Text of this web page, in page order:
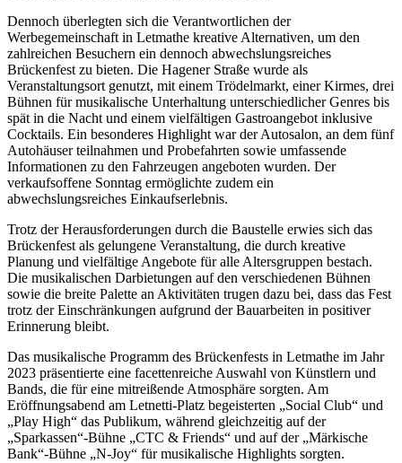
Dennoch überlegten sich die Verantwortlichen der
Werbegemeinschaft in Letmathe kreative Alternativen, um den
zahlreichen Besuchern ein dennoch abwechslungsreiches
Brückenfest zu bieten. Die Hagener Straße wurde als
Veranstaltungsort genutzt, mit einem Trödelmarkt, einer Kirmes, drei
Bühnen für musikalische Unterhaltung unterschiedlicher Genres bis
spät in die Nacht und einem vielfältigen Gastroangebot inklusive
Cocktails. Ein besonderes Highlight war der Autosalon, an dem fünf
Autohäuser teilnahmen und Probefahrten sowie umfassende
Informationen zu den Fahrzeugen angeboten wurden. Der
verkaufsoffene Sonntag ermöglichte zudem ein
abwechslungsreiches Einkaufserlebnis.
Trotz der Herausforderungen durch die Baustelle erwies sich das
Brückenfest als gelungene Veranstaltung, die durch kreative
Planung und vielfältige Angebote für alle Altersgruppen bestach.
Die musikalischen Darbietungen auf den verschiedenen Bühnen
sowie die breite Palette an Aktivitäten trugen dazu bei, dass das Fest
trotz der Einschränkungen aufgrund der Bauarbeiten in positiver
Erinnerung bleibt.
Das musikalische Programm des Brückenfests in Letmathe im Jahr
2023 präsentierte eine facettenreiche Auswahl von Künstlern und
Bands, die für eine mitreißende Atmosphäre sorgten. Am
Eröffnungsabend am Letnetti-Platz begeisterten „Social Club“ und
„Play High“ das Publikum, während gleichzeitig auf der
„Sparkassen“-Bühne „CTC & Friends“ und auf der „Märkische
Bank“-Bühne „N-Joy“ für musikalische Highlights sorgten.